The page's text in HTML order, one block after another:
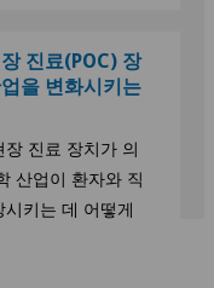
진료(POC) 장
을 변화시키는
장 진료 장치가 의
산업이 환자와 직
시키는 데 어떻게